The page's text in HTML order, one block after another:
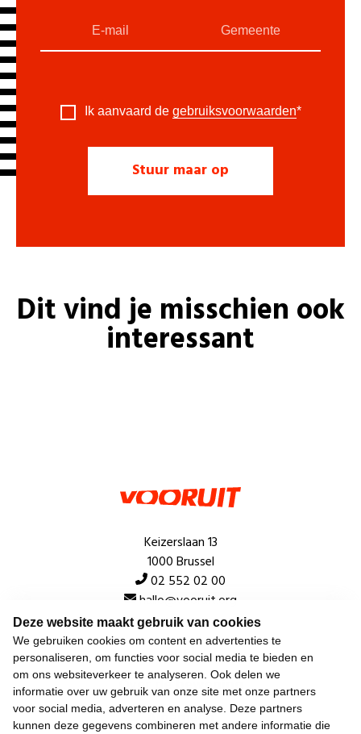
Deze website maakt gebruik van cookies
We gebruiken cookies om content en advertenties te
personaliseren, om functies voor social media te bieden en
om ons websiteverkeer te analyseren. Ook delen we
informatie over uw gebruik van onze site met onze partners
voor social media, adverteren en analyse. Deze partners
kunnen deze gegevens combineren met andere informatie die
Ik aanvaard de gebruiksvoorwaarden*
Dit vind je misschien ook
interessant
Keizerslaan 13
1000 Brussel
02 552 02 00
hallo@vooruit.org
Snel
Over de beweging
Algemeen